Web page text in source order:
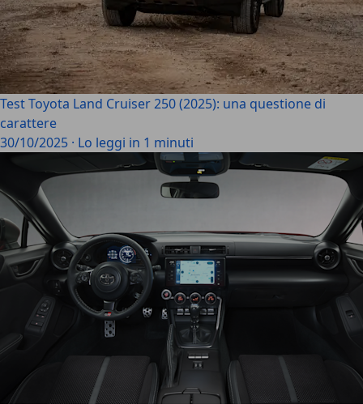
Test Toyota Land Cruiser 250 (2025): una questione di
carattere
30/10/2025 · Lo leggi in 1 minuti